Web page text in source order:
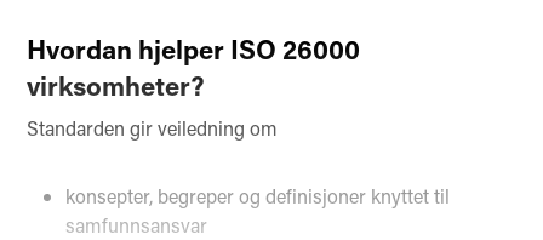
Hvordan hjelper ISO 26000
virksomheter?
Standarden gir veiledning om
konsepter, begreper og definisjoner knyttet til
samfunnsansvar